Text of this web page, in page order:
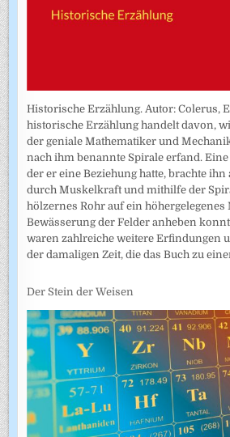
Historische Erzählung. Autor: Colerus,
historische Erzählung handelt davon,
der geniale Mathematiker und
nach ihm benannte Spirale erfand. Eine
der er eine Beziehung hatte, brachte ihn
durch Muskelkraft und mithilfe der
hölzernes Rohr auf ein höhergelegenes
Bewässerung der Felder anheben
waren zahlreiche weitere Erfindungen
der damaligen Zeit, die das Buch zu
Der Stein der Weisen